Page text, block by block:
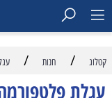
קטלוג / חנות /
עגלת